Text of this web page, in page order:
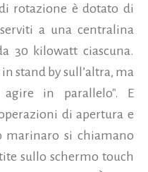
rotazione è dotato di
a una centralina
30 kilowatt ciascuna.
stand by sull’altra, ma
agire in parallelo". E
di apertura e
marinaro si chiamano
sullo schermo touch